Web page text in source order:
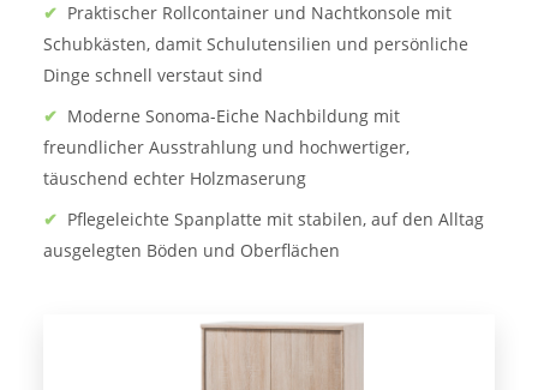
✔ Praktischer Rollcontainer und Nachtkonsole mit
Schubkästen, damit Schulutensilien und persönliche
Dinge schnell verstaut sind
✔ Moderne Sonoma-Eiche Nachbildung mit
freundlicher Ausstrahlung und hochwertiger,
täuschend echter Holzmaserung
✔ Pflegeleichte Spanplatte mit stabilen, auf den Alltag
ausgelegten Böden und Oberflächen